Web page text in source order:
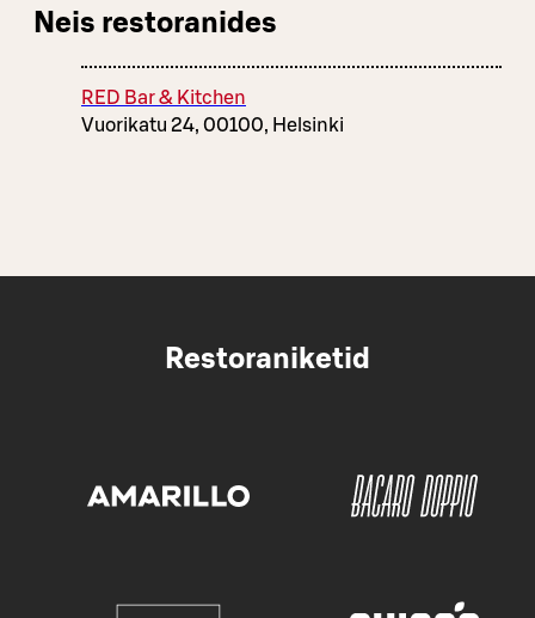
Neis restoranides
RED Bar & Kitchen
Vuorikatu 24, 00100, Helsinki
Restoraniketid